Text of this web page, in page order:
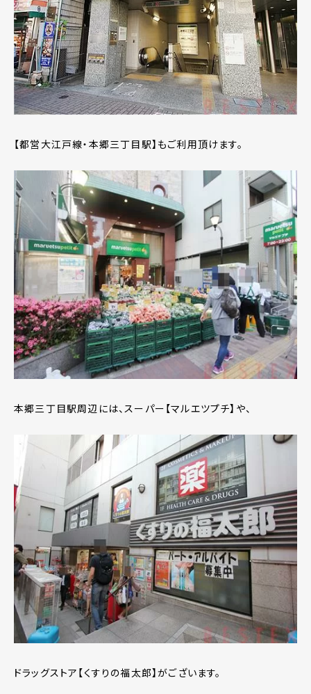
【都営大江戸線・本郷三丁目駅】もご利用頂けます。
本郷三丁目駅周辺には、スーパー【マルエツプチ】や、
ドラッグストア【くすりの福太郎】がございます。